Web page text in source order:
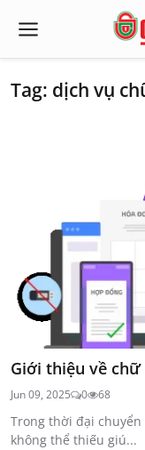
Tag: dịch vụ
Giới thiệu về chữ
Jun 09, 2025 0 68
Trong thời đại
không thể thiếu giú...